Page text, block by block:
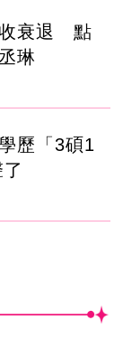
收衰退 點
琳
歷「3碩1